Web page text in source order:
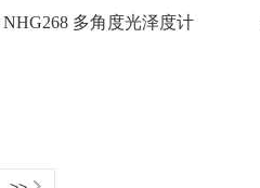
NHG268 多角度光泽度计